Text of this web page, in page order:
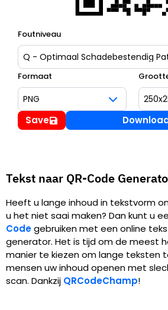
Foutniveau
Formaat
Save
Tekst naar QR-Code
Heeft u lange inhoud in tekstvorm
u het niet saai maken? Dan kunt u
Codegebruiken met een online
generator. Het is tijd om de meest
manier te kiezen om lange teksten
mensen uw inhoud openen met
scan. Dankzij QRCodeChamp!